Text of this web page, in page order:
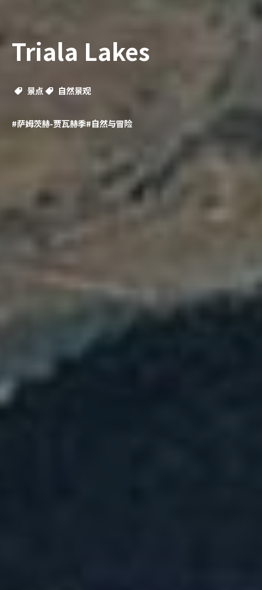
Triala Lakes
景点 自然景观
#萨姆茨赫-贾瓦赫季#自然与冒险